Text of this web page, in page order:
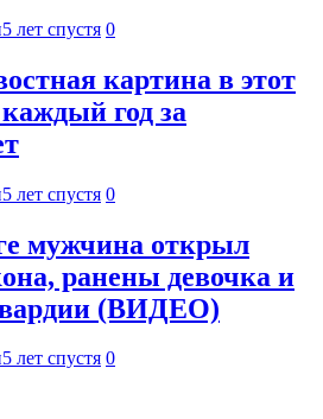
5 лет спустя 0
картина в этот
год за
5 лет спустя 0
мужчина открыл
ранены девочка и
(ВИДЕО)
5 лет спустя 0